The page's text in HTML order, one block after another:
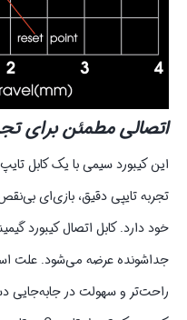
اتصالی مطمئن برای
تجربه تایپی دقیق، بازی‌ای
جداشونده عرضه می‌شود. علت
راحت‌تر و سهولت در جابه‌جایی